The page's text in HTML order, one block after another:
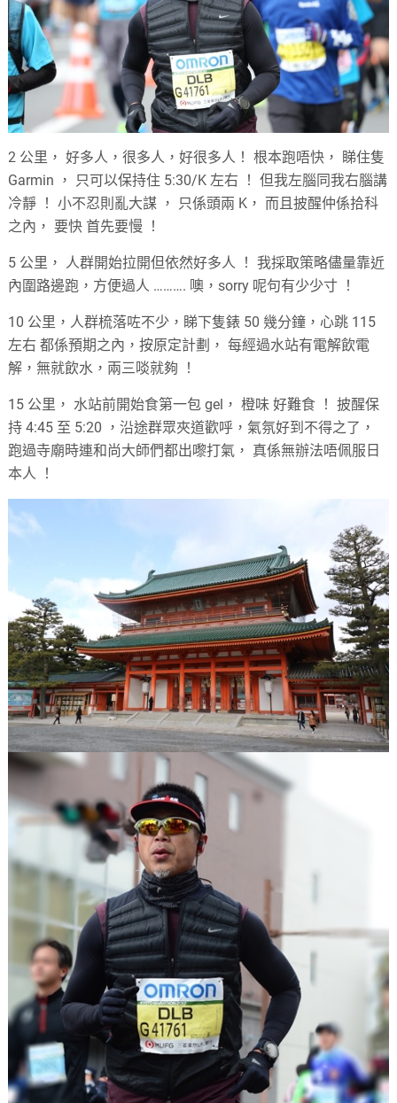
2 公里， 好多人，很多人，好很多人！ 根本跑唔快， 睇住隻
Garmin ， 只可以保持住 5:30/K 左右 ！ 但我左腦同我右腦講
冷靜 ！ 小不忍則亂大謀 ， 只係頭兩 K， 而且披醒仲係拾科
之內， 要快 首先要慢 ！
5 公里， 人群開始拉開但依然好多人 ！ 我採取策略儘量靠近
內圍路邊跑，方便過人 ………. 噢，sorry 呢句有少少寸 ！
10 公里，人群梳落咗不少，睇下隻錶 50 幾分鐘，心跳 115
左右 都係預期之內，按原定計劃， 每經過水站有電解飲電
解，無就飲水，兩三啖就夠 ！
15 公里， 水站前開始食第一包 gel， 橙味 好難食 ！ 披醒保
持 4:45 至 5:20 ，沿途群眾夾道歡呼，氣氛好到不得之了，
跑過寺廟時連和尚大師們都出嚟打氣， 真係無辦法唔佩服日
本人 ！